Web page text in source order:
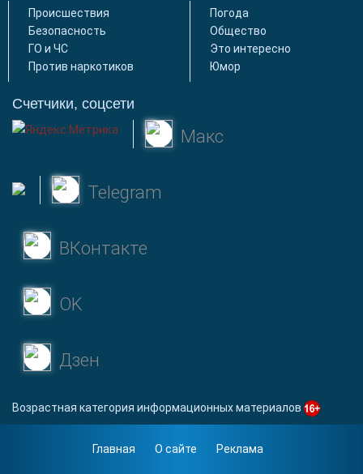
Происшествия
Безопасность
ГО и ЧС
Против наркотиков
Погода
Общество
Это интересно
Юмор
Счетчики, соцсети
Макс
Telegram
ВКонтакте
OK
Дзен
Возрастная категория информационных материалов
Главная О сайте Реклама